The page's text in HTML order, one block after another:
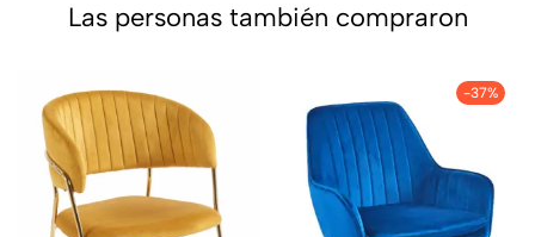
Las personas también compraron
-37%